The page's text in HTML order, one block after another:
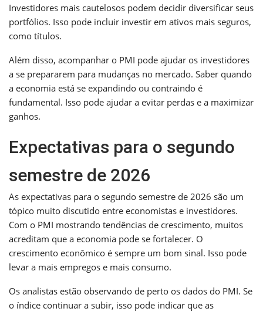
Investidores mais cautelosos podem decidir diversificar seus
portfólios. Isso pode incluir investir em ativos mais seguros,
como títulos.
Além disso, acompanhar o PMI pode ajudar os investidores
a se prepararem para mudanças no mercado. Saber quando
a economia está se expandindo ou contraindo é
fundamental. Isso pode ajudar a evitar perdas e a maximizar
ganhos.
Expectativas para o segundo
semestre de 2026
As expectativas para o segundo semestre de 2026 são um
tópico muito discutido entre economistas e investidores.
Com o PMI mostrando tendências de crescimento, muitos
acreditam que a economia pode se fortalecer. O
crescimento econômico é sempre um bom sinal. Isso pode
levar a mais empregos e mais consumo.
Os analistas estão observando de perto os dados do PMI. Se
o índice continuar a subir, isso pode indicar que as